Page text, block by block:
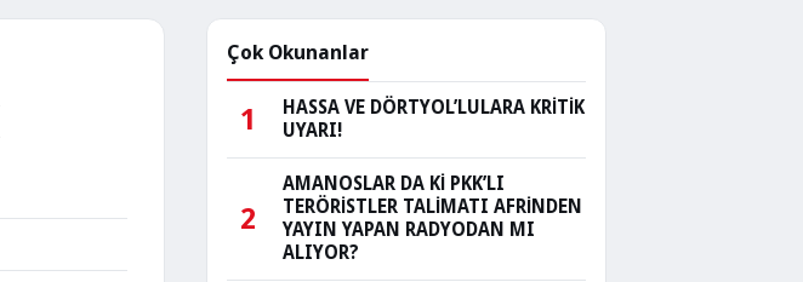
Çok Okunanlar
1
HASSA VE DÖRTYOL’LULARA KRİTİK
UYARI!
2
AMANOSLAR DA Kİ PKK’LI
TERÖRİSTLER TALİMATI AFRİNDEN
YAYIN YAPAN RADYODAN MI
ALIYOR?